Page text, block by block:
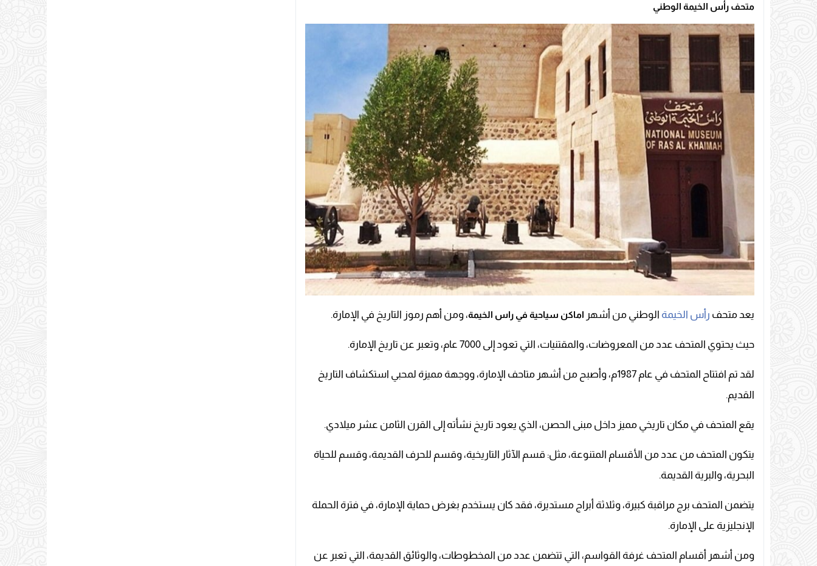
متحف رأس الخيمة الوطني
يعد متحف رأس الخيمة الوطني من أشهر اماكن سياحية في راس الخيمة، ومن أهم رموز التاريخ في الإمارة.
حيث يحتوي المتحف عدد من المعروضات، والمقتنيات، التي تعود إلى 7000 عام، وتعبر عن تاريخ الإمارة.
لقد تم افتتاح المتحف في عام 1987م، وأصبح من أشهر متاحف الإمارة، ووجهة مميزة لمحبي استكشاف التاريخ
القديم.
يقع المتحف في مكان تاريخي مميز داخل مبنى الحصن، الذي يعود تاريخ نشأته إلى القرن الثامن عشر ميلادي.
يتكون المتحف من عدد من الأقسام المتنوعة، مثل: قسم الآثار التاريخية، وقسم للحرف القديمة، وقسم للحياة
البحرية، والبرية القديمة.
يتضمن المتحف برج مراقبة كبيرة، وثلاثة أبراج مستديرة، فقد كان يستخدم بغرض حماية الإمارة، في فترة الحملة
الإنجليزية على الإمارة.
ومن أشهر أقسام المتحف غرفة القواسم، التي تتضمن عدد من المخطوطات، والوثائق القديمة، التي تعبر عن